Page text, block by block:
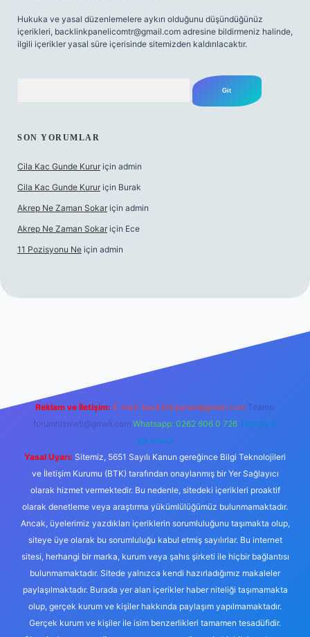
Hukuka ve yasal düzenlemelere aykırı olduğunu düşündüğünüz
içerikleri, backlinkpanelicomtr@gmail.com adresine bildirmeniz halinde,
ilgili içerikler yasal süre içerisinde sitemizden kaldırılacaktır.
SON YORUMLAR
Cila Kac Gunde Kurur için admin
Cila Kac Gunde Kurur için Burak
Akrep Ne Zaman Sokar için admin
Akrep Ne Zaman Sokar için Ece
11 Pozisyonu Ne için admin
Reklam ve İletişim: E-mail: backlinkpaneli@gmail.com Teams:
forumhizmeti@gmail.com Whatsapp: 0262 606 0 726 Telegram:
@karabul
Yasal Uyarı: Sitemiz, 5651 Sayılı Kanun gereğince Bilgi Teknolojileri
ve İletişim Kurumu (BTK) tarafından onaylanmış bir Yer Sağlayıcı
olarak hizmet vermektedir. Bu nedenle, sitedeki içerikleri proaktif
olarak denetleme veya araştırma yükümlülüğümüz bulunmamaktadır.
Ancak, üyelerimiz yazdıkları içeriklerin sorumluluğunu taşımakta olup,
siteye üye olarak bu sorumluluğu kabul etmiş sayılırlar. Bu internet
sitesi, herhangi bir marka, kurum veya şahıs şirketi ile hiçbir bağlantısı
bulunmamaktadır. Sitede yalnızca kendi hazırladığımız makaleler
paylaşılmaktadır. Burada yer alan içerikler haber niteliği taşımamakta
olup, gerçek kurum ve kişiler hakkında paylaşım yapılmamaktadır.
Gerçek kurum ve kişiler ile isim benzerlikleri tamamen tesadüfidir.